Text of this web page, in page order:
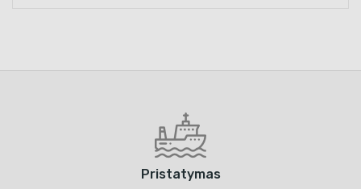
Pristatymas